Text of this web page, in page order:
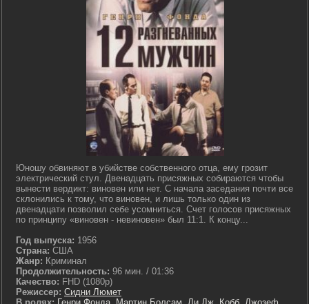
Юношу обвиняют в убийстве собственного отца, ему грозит
электрический стул. Двенадцать присяжных собираются чтобы
вынести вердикт: виновен или нет. С начала заседания почти все
склонились к тому, что виновен, и лишь только один из
двенадцати позволил себе усомниться. Счет голосов присяжных
по принципу «виновен - невиновен» был 11:1. К концу...
Год выпуска: 1956
Страна: США
Жанр: Криминал
Продолжительность: 96 мин. / 01:36
Качество: FHD (1080p)
Режиссер: Сидни Люмет